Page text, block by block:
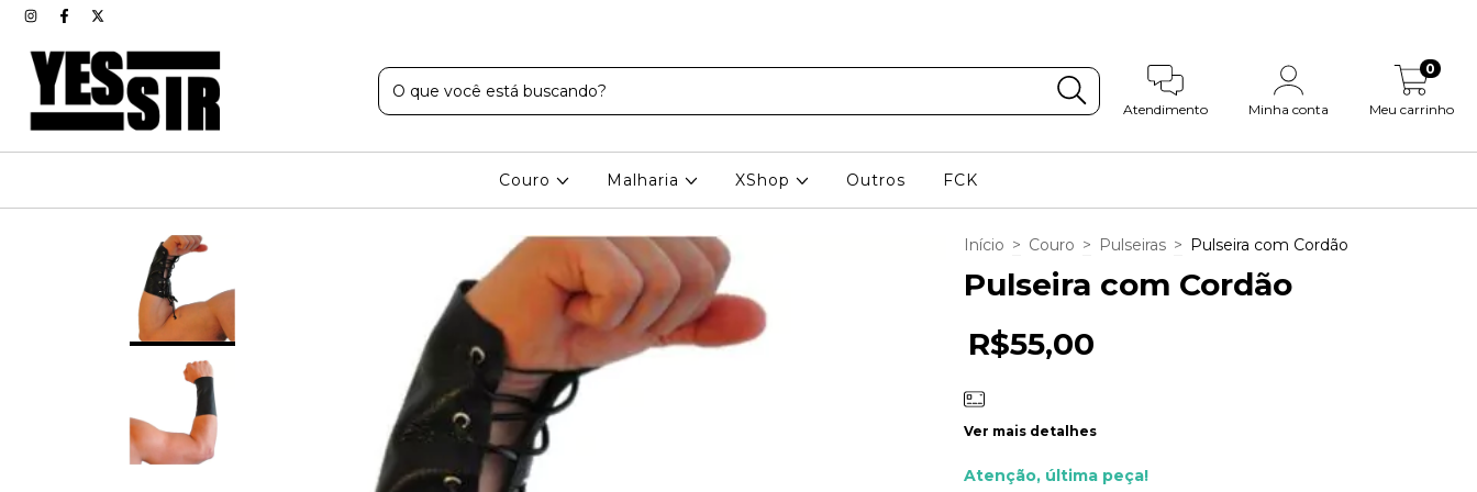
Atendimento Minha conta Meu carrinho
0
Couro Malharia XShop Outros FCK
Início > Couro > Pulseiras > Pulseira com Cordão
Pulseira com Cordão
R$55,00
Ver mais detalhes
Atenção, última peça!